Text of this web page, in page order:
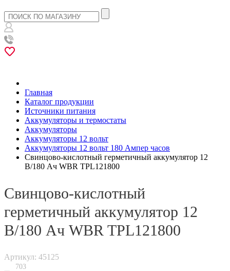
Главная
Каталог продукции
Источники питания
Аккумуляторы и термостаты
Аккумуляторы
Аккумуляторы 12 вольт
Аккумуляторы 12 вольт 180 Ампер часов
Свинцово-кислотный герметичный аккумулятор 12
В/180 Ач WBR TPL121800
Свинцово-кислотный
герметичный аккумулятор 12
В/180 Ач WBR TPL121800
Артикул: 45125
703